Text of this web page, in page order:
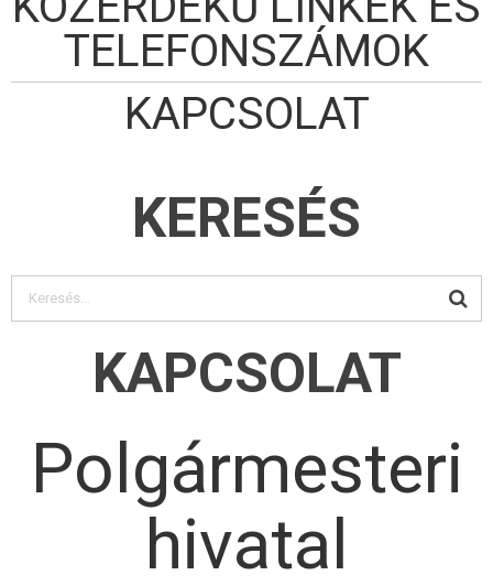
TELEFONSZÁMOK
KAPCSOLAT
KERESÉS
KAPCSOLAT
Polgármesteri
hivatal